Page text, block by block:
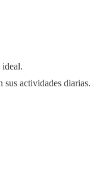
ideal.
actividades diarias.